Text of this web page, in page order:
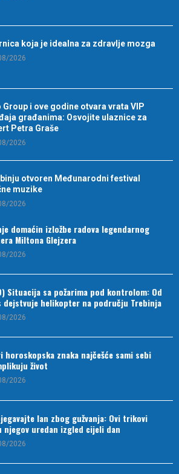
koja je idealna za zdravlje mozga
2026
Group i ove godine otvara vrata VIP
građanima: Osvojite ulaznice za
Petra Graše
2026
otvoren Međunarodni festival
muzike
2026
domaćin izložbe radova legendarnog
Miltona Glejzera
2026
Situacija sa požarima pod kontrolom: Od
helikopter na području Trebinja
2026
horoskopska znaka najčešće sami sebi
život
2026
lan zbog gužvanja: Ovi trikovi
njegov uredan izgled cijeli dan
2026